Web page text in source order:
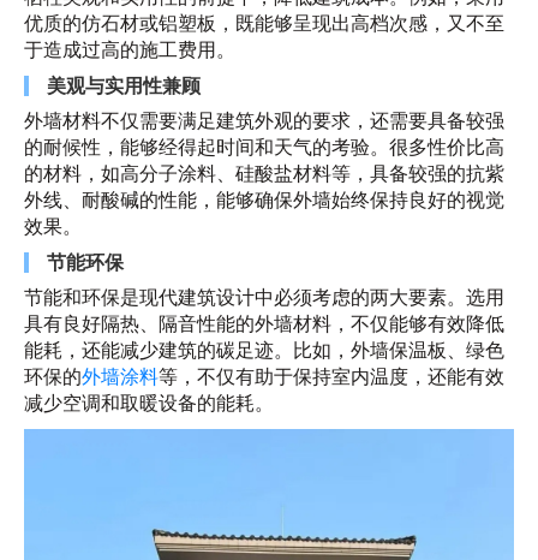
优质的仿石材或铝塑板，既能够呈现出高档次感，又不至
于造成过高的施工费用。
美观与实用性兼顾
外墙材料不仅需要满足建筑外观的要求，还需要具备较强
的耐候性，能够经得起时间和天气的考验。很多性价比高
的材料，如高分子涂料、硅酸盐材料等，具备较强的抗紫
外线、耐酸碱的性能，能够确保外墙始终保持良好的视觉
效果。
节能环保
节能和环保是现代建筑设计中必须考虑的两大要素。选用
具有良好隔热、隔音性能的外墙材料，不仅能够有效降低
能耗，还能减少建筑的碳足迹。比如，外墙保温板、绿色
环保的外墙涂料等，不仅有助于保持室内温度，还能有效
减少空调和取暖设备的能耗。